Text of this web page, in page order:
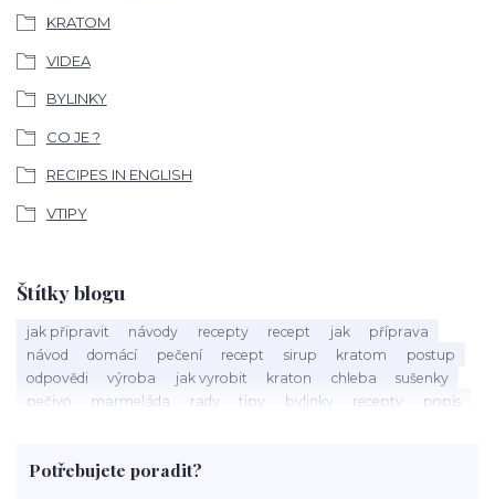
KRATOM
VIDEA
BYLINKY
CO JE ?
RECIPES IN ENGLISH
VTIPY
Štítky blogu
jak připravit návody recepty recept jak
příprava
návod
domácí pečení recept sirup kratom
postup
odpovědi
výroba jak vyrobit kraton chleba
sušenky
pečivo
marmeláda rady tipy bylinky recepty
popis
rohlíky
grilování čaj
Potřebujete poradit?